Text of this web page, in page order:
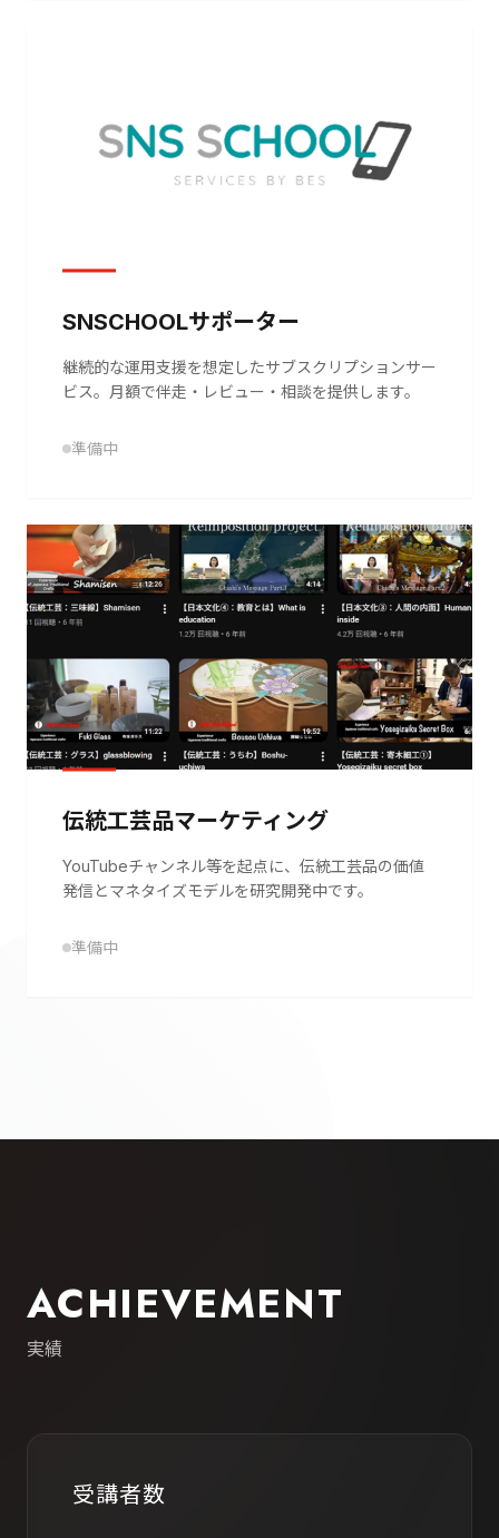
SNSCHOOLサポーター
継続的な運用支援を想定したサブスクリプションサー
ビス。月額で伴走・レビュー・相談を提供します。
準備中
伝統工芸品マーケティング
YouTubeチャンネル等を起点に、伝統工芸品の価値
発信とマネタイズモデルを研究開発中です。
準備中
ACHIEVEMENT
実績
受講者数